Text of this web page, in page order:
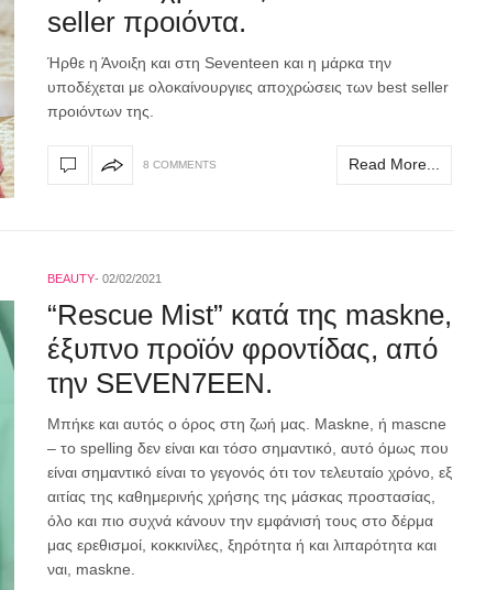
seller προιόντα.
Ήρθε η Άνοιξη και στη Seventeen και η μάρκα την
υποδέχεται με ολοκαίνουργιες αποχρώσεις των best seller
προιόντων της.
8 COMMENTS Read More...
BEAUTY 02/02/2021
“Rescue Mist” κατά της maskne,
έξυπνο προϊόν φροντίδας, από
την SEVEN7EEN.
Μπήκε και αυτός ο όρος στη ζωή μας. Maskne, ή mascne
– το spelling δεν είναι και τόσο σημαντικό, αυτό όμως που
είναι σημαντικό είναι το γεγονός ότι τον τελευταίο χρόνο, εξ
αιτίας της καθημερινής χρήσης της μάσκας προστασίας,
όλο και πιο συχνά κάνουν την εμφάνισή τους στο δέρμα
μας ερεθισμοί, κοκκινίλες, ξηρότητα ή και λιπαρότητα και
ναι, maskne.